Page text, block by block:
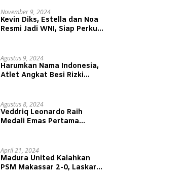
November 9, 2024
Kevin Diks, Estella dan Noa
Resmi Jadi WNI, Siap Perkuat
Agustus 9, 2024
Harumkan Nama Indonesia,
Atlet Angkat Besi Rizki
Agustus 8, 2024
Veddriq Leonardo Raih
Medali Emas Pertama
April 21, 2024
Madura United Kalahkan
PSM Makassar 2-0, Laskar